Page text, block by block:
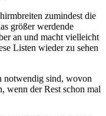
zumindest die
größer werdende
an und macht vielleicht
Listen wieder zu sehen
notwendig sind, wovon
wenn der Rest schon mal